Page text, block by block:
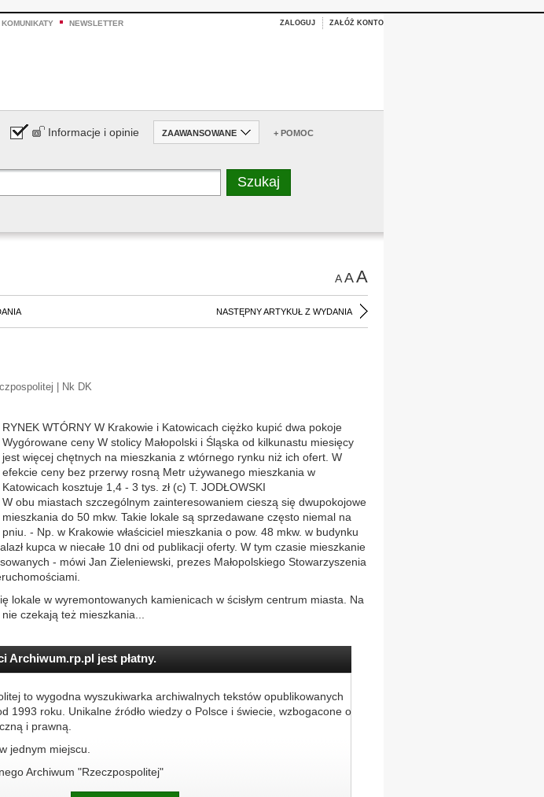
KOMUNIKATY NEWSLETTER ZALOGUJ ZAŁÓŻ KONTO
Informacje i opinie ZAAWANSOWANE + POMOC
AAA
NASTĘPNY ARTYKUŁ Z WYDANIA
| Nk DK
RYNEK WTÓRNY W Krakowie i Katowicach ciężko kupić dwa pokoje
Wygórowane ceny W stolicy Małopolski i Śląska od kilkunastu miesięcy
jest więcej chętnych na mieszkania z wtórnego rynku niż ich ofert. W
efekcie ceny bez przerwy rosną Metr używanego mieszkania w
Katowicach kosztuje 1,4 - 3 tys. zł (c) T. JODŁOWSKI
W obu miastach szczególnym zainteresowaniem cieszą się dwupokojowe
mieszkania do 50 mkw. Takie lokale są sprzedawane często niemal na
pniu. - Np. w Krakowie właściciel mieszkania o pow. 48 mkw. w budynku
kupca w niecałe 10 dni od publikacji oferty. W tym czasie mieszkanie
- mówi Jan Zieleniewski, prezes Małopolskiego Stowarzyszenia
lokale w wyremontowanych kamienicach w ścisłym centrum miasta. Na
czekają też mieszkania...
Archiwum.rp.pl jest płatny.
to wygodna wyszukiwarka archiwalnych tekstów opublikowanych
1993 roku. Unikalne źródło wiedzy o Polsce i świecie, wzbogacone o
i prawną.
jednym miejscu.
Archiwum "Rzeczpospolitej"